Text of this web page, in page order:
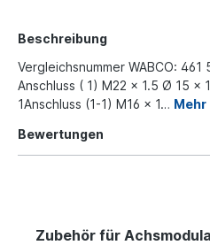
Beschreibung
Vergleichsnummer WABCO:
Anschluss ( 1) M22 x 1.5 Ø 15 x
1Anschluss (1-1) M16 x 1… Mehr
Bewertungen
Zubehör für